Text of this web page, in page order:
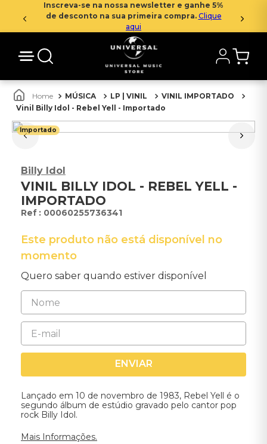
Inscreva-se na nossa newsletter e ganhe 5%
de desconto na sua primeira compra. Clique
aqui
MÚSICA LP | VINIL
VINIL IMPORTADO
Vinil Billy Idol - Rebel Yell - Importado
Importado
Billy Idol
VINIL BILLY IDOL - REBEL YELL -
IMPORTADO
: 00060255736341
Este produto não está disponível no
momento
Quero saber quando estiver disponível
ENVIAR
Lançado em 10 de novembro de 1983, Rebel Yell é o
segundo álbum de estúdio gravado pelo cantor pop
rock Billy Idol.
Mais Informações.